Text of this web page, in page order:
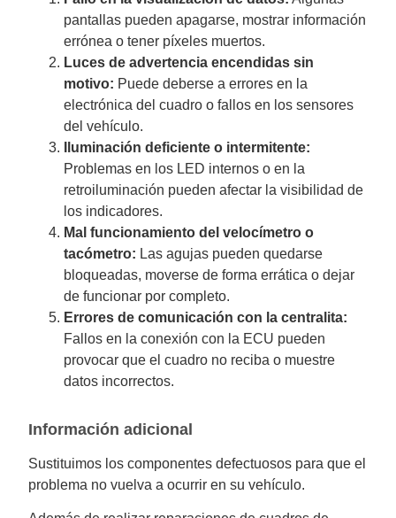
pantallas pueden apagarse, mostrar información
errónea o tener píxeles muertos.
Luces de advertencia encendidas sin
motivo: Puede deberse a errores en la
electrónica del cuadro o fallos en los sensores
del vehículo.
Iluminación deficiente o intermitente:
Problemas en los LED internos o en la
retroiluminación pueden afectar la visibilidad de
los indicadores.
Mal funcionamiento del velocímetro o
tacómetro: Las agujas pueden quedarse
bloqueadas, moverse de forma errática o dejar
de funcionar por completo.
Errores de comunicación con la centralita:
Fallos en la conexión con la ECU pueden
provocar que el cuadro no reciba o muestre
datos incorrectos.
Información adicional
Sustituimos los componentes defectuosos para que el
problema no vuelva a ocurrir en su vehículo.